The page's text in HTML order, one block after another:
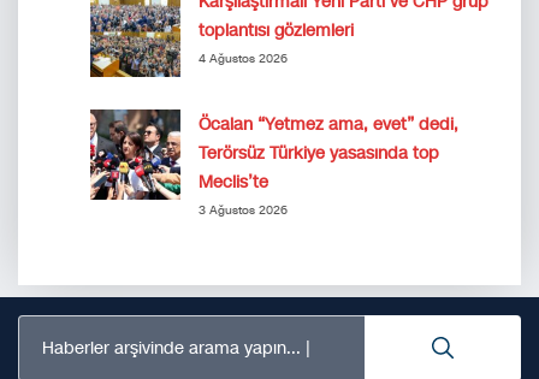
toplantısı gözlemleri
4 Ağustos 2026
Öcalan “Yetmez ama, evet” dedi,
Terörsüz Türkiye yasasında top
Meclis’te
3 Ağustos 2026
Haberler arşivinde arama yapın...